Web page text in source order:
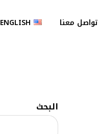
تواصل معنا ENGLISH
البحث